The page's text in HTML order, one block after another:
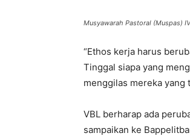
Musyawarah Pastoral (Muspas)
“Ethos kerja harus
Tinggal siapa yang
menggilas mereka yang
VBL berharap ada
sampaikan ke